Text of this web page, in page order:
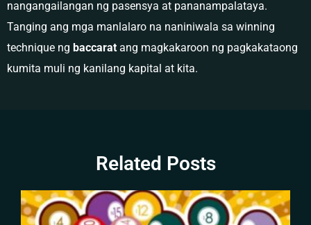
nangangailangan ng pasensya at pananampalataya.
Tanging ang mga manlalaro na naniniwala sa winning
technique ng baccarat ang magkakaroon ng pagkakataong
kumita muli ng kanilang kapital at kita.
Related Posts